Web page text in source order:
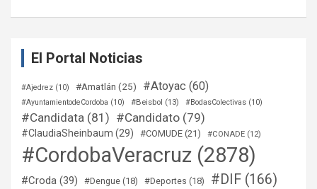
El Portal Noticias
#Ajedrez (10) #Amatlán (25) #Atoyac (60)
#AyuntamientodeCordoba (10) #Beisbol (13) #BodasColectivas (10)
#Candidata (81) #Candidato (79)
#ClaudiaSheinbaum (29) #COMUDE (21) #CONADE (12)
#CordobaVeracruz (2878)
#Croda (39) #Dengue (18) #Deportes (18) #DIF (166)